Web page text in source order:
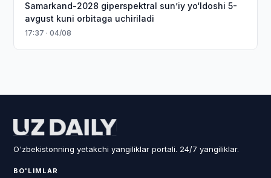
Samarkand-2028 giperspektral sun’iy yo‘ldoshi 5-
avgust kuni orbitaga uchiriladi
17:37 · 04/08
O'zbekistonning yetakchi yangiliklar portali. 24/7 yangiliklar.
BO'LIMLAR